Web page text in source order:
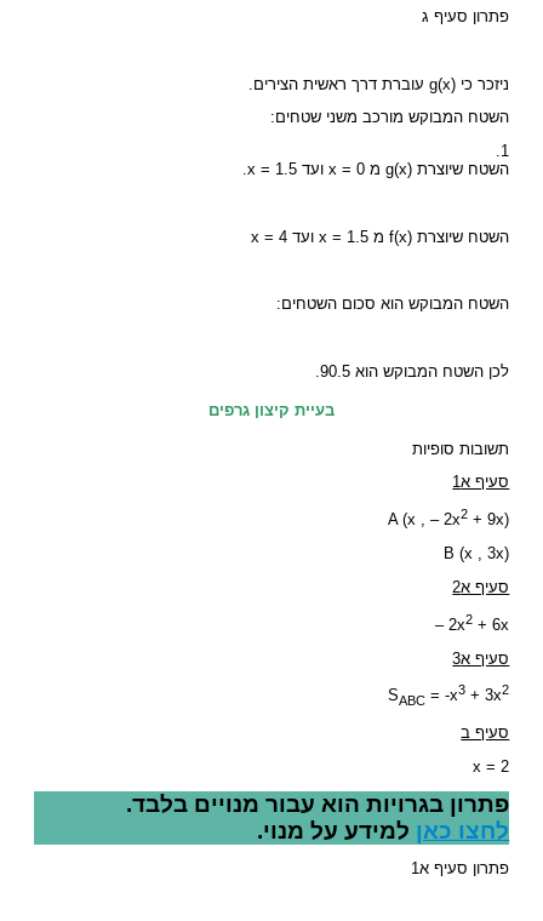
פתרון סעיף ג
ניזכר כי g(x) עוברת דרך ראשית הצירים.
השטח המבוקש מורכב משני שטחים:
1.
השטח שיוצרת g(x) מ x = 0 ועד x = 1.5.
השטח שיוצרת f(x) מ x = 1.5 ועד x = 4
השטח המבוקש הוא סכום השטחים:
לכן השטח המבוקש הוא 90.5.
בעיית קיצון גרפים
תשובות סופיות
סעיף א1
A (x , – 2x2 + 9x)
B (x , 3x)
סעיף א2
2x2 + 6x –
סעיף א3
SABC = -x3 + 3x2
סעיף ב
x = 2
פתרון בגרויות הוא עבור מנויים בלבד.
לחצו כאן למידע על מנוי.
פתרון סעיף א1